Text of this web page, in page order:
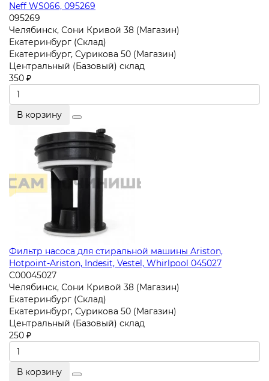
Neff WS066, 095269
095269
Челябинск, Сони Кривой 38 (Магазин)
Екатеринбург (Склад)
Екатеринбург, Сурикова 50 (Магазин)
Центральный (Базовый) склад
350 ₽
В корзину
Фильтр насоса для стиральной машины Ariston,
Hotpoint-Ariston, Indesit, Vestel, Whirlpool 045027
C00045027
Челябинск, Сони Кривой 38 (Магазин)
Екатеринбург (Склад)
Екатеринбург, Сурикова 50 (Магазин)
Центральный (Базовый) склад
250 ₽
В корзину